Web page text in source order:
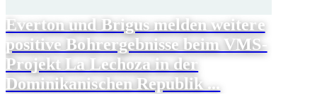
Everton und Brigus melden weitere
positive Bohrergebnisse beim VMS-
Projekt La Lechoza in der
Dominikanischen Republik ...